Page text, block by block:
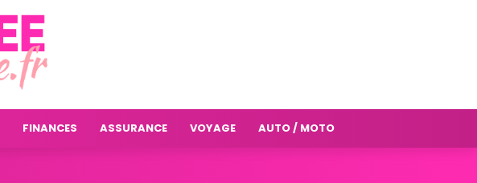
FINANCES ASSURANCE VOYAGE AUTO / MOTO